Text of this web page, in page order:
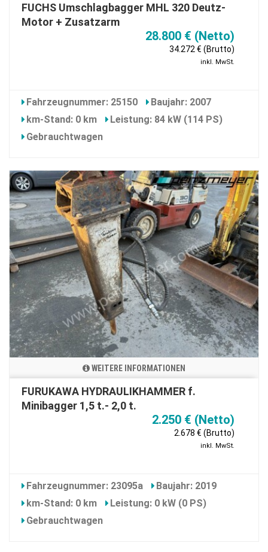
FUCHS Umschlagbagger MHL 320 Deutz-
Motor + Zusatzarm
28.800 € (Netto)
34.272 € (Brutto)
inkl. MwSt.
Fahrzeugnummer: 25150
Baujahr: 2007
km-Stand: 0 km
Leistung: 84 kW (114 PS)
Gebrauchtwagen
WEITERE INFORMATIONEN
FURUKAWA HYDRAULIKHAMMER f.
Minibagger 1,5 t.- 2,0 t.
2.250 € (Netto)
2.678 € (Brutto)
inkl. MwSt.
Fahrzeugnummer: 23095a
Baujahr: 2019
km-Stand: 0 km
Leistung: 0 kW (0 PS)
Gebrauchtwagen